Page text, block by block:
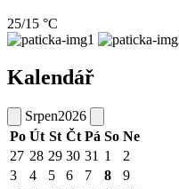
25/15 °C
Kalendář
Srpen2026
Po Út St Čt Pá So Ne
27 28 29 30 31 1
2
3
4 5 6 7 8
9